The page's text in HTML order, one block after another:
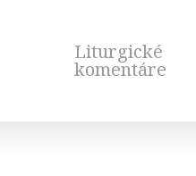
Liturgické
komentáre